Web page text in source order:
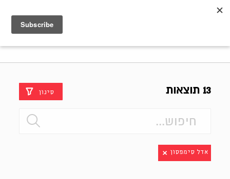
13 תוצאות סינון
אדל סימפסון